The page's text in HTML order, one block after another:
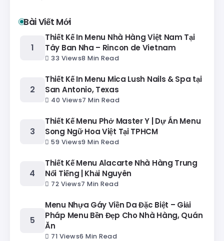
Bài Viết Mới
Thiết Kế In Menu Nhà Hàng Việt Nam Tại
Tây Ban Nha – Rincon de Vietnam
33 Views8 Min Read
Thiết Kế In Menu Mica Lush Nails & Spa tại
San Antonio, Texas
40 Views7 Min Read
Thiết Kế Menu Phở Master Y | Dự Án Menu
Song Ngữ Hoa Việt Tại TPHCM
59 Views9 Min Read
Thiết Kế Menu Alacarte Nhà Hàng Trung
Nổi Tiếng | Khải Nguyên
72 Views7 Min Read
Menu Nhựa Gáy Viền Da Đặc Biệt – Giải
Pháp Menu Bền Đẹp Cho Nhà Hàng, Quán
Ăn
71 Views6 Min Read